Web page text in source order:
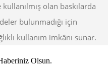
olan baskılarda
bulunmadığı için
kullanım imkânı sunar.
Olsun.